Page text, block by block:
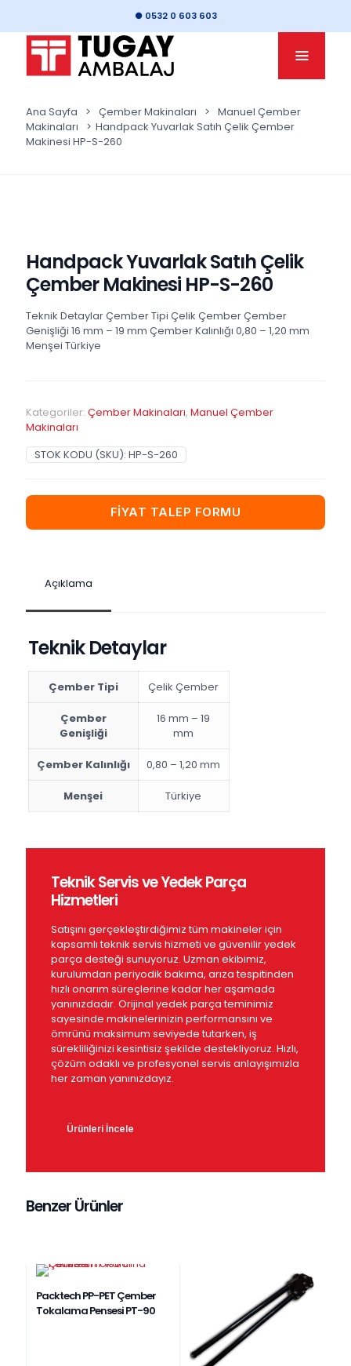
● 0532 0 603 603
Ana Sayfa > Çember Makinaları > Manuel Çember
Makinaları
> Handpack Yuvarlak Satıh Çelik Çember
Makinesi HP-S-260
Handpack Yuvarlak Satıh Çelik
Çember Makinesi HP-S-260
Teknik Detaylar Çember Tipi Çelik Çember Çember
Genişliği 16 mm – 19 mm Çember Kalınlığı 0,80 – 1,20 mm
Menşei Türkiye
Kategoriler: Çember Makinaları, Manuel Çember
Makinaları
STOK KODU (SKU): HP-S-260
FİYAT TALEP FORMU
Açıklama
Teknik Detaylar
Çember Tipi Çelik Çember
Çember
Genişliği
16 mm – 19
mm
Çember Kalınlığı 0,80 – 1,20 mm
Menşei Türkiye
Teknik Servis ve Yedek Parça
Hizmetleri
Satışını gerçekleştirdiğimiz tüm makineler için
kapsamlı teknik servis hizmeti ve güvenilir yedek
parça desteği sunuyoruz. Uzman ekibimiz,
kurulumdan periyodik bakıma, arıza tespitinden
hızlı onarım süreçlerine kadar her aşamada
yanınızdadır. Orijinal yedek parça teminimiz
sayesinde makinelerinizin performansını ve
ömrünü maksimum seviyede tutarken, iş
sürekliliğinizi kesintisiz şekilde destekliyoruz. Hızlı,
çözüm odaklı ve profesyonel servis anlayışımızla
her zaman yanınızdayız.
Ürünleri İncele
Benzer Ürünler
Packtech PP-PET Çember
Tokalama Pensesi PT-90